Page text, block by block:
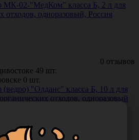
МК-02-"МедКом" класса Б, 2 л для
отходов, одноразовый, Россия
0 отзывов
49 шт.
0 шт.
(ведро) "Олданс" класса Б, 10 л для
отходов, одноразовый
(ЗАО "Олданс")